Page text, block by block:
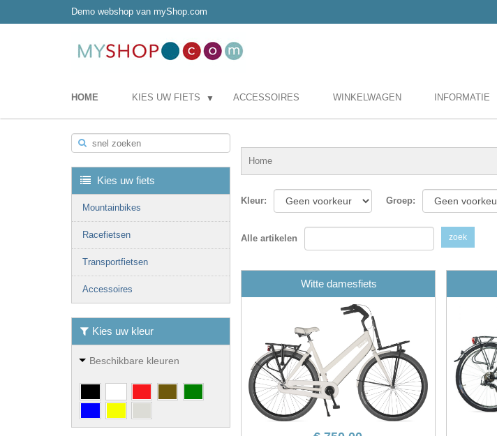
Demo webshop van myShop.com
HOME KIES UW FIETS ▼ ACCESSOIRES WINKELWAGEN INFORMATIE
snel zoeken
Kies uw fiets
Mountainbikes
Racefietsen
Transportfietsen
Accessoires
Kies uw kleur
Beschikbare kleuren
Home
Kleur: Groep:
Alle artikelen zoek
Witte damesfiets